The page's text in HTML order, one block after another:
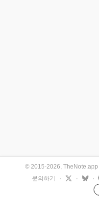
© 2015-2026, TheNote.app
문의하기
· · ·